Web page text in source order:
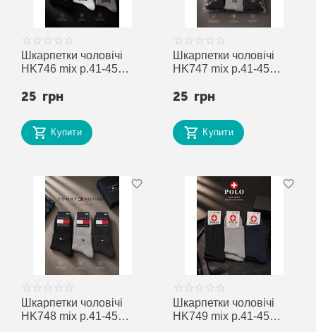
Шкарпетки чоловічі
HK746 mix р.41-45
оптом від прямого
25 грн
Купити
Шкарпетки чоловічі
HK747 mix р.41-45
оптом від прямого
25 грн
Купити
Шкарпетки чоловічі
HK748 mix р.41-45
Шкарпетки чоловічі
HK749 mix р.41-45